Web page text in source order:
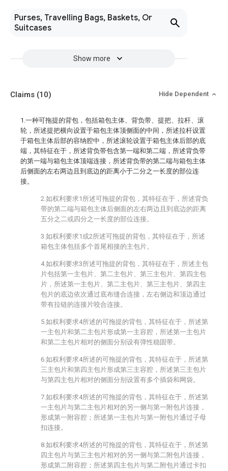
Purses, Travelling Bags, Baskets, Or
Suitcases
Show more
Claims (10) Hide Dependent
1.一种可拖提的背包，包括箱包主体、背负带、提把、拉杆、滚
轮，所述提把横向设置于箱包主体顶侧面的中间，所述拉杆设置
于箱包主体后部的容纳腔中，所述滚轮设置于箱包主体后部的底
端，其特征在于，所述背负带包含第一端和第二端，所述背负带
的第一端与箱包主体顶端连接，所述背负带的第二端与箱包主体
后侧面的左右两边且到底边的距离小于二分之一长度的部位连
接。
2.如权利要求1所述可拖提的背包，其特征在于，所述背负
带的第二端与箱包主体后侧面的左右两边且到底边的距离
五分之二或四分之一长度的部位连接。
3.如权利要求1或2所述可拖提的背包，其特征在于，所述
箱包主体包括多个首尾相接的主包片。
4.如权利要求3所述可拖提的背包，其特征在于，所述主包
片包括第一主包片、第二主包片、第三主包片、第四主包
片，所述第一主包片、第二主包片、第三主包片、第四主
包片的底边依次通过底布缝合连接，左右侧边和顶边通过
带有拉链的连接片咬合连接。
5.如权利要求4所述的可拖提的背包，其特征在于，所述第
一主包片和第二主包片形成第一主容腔，所述第一主包片
和第二主包片相对的侧面分别设有弹性稳固带。
6.如权利要求4所述的可拖提的背包，其特征在于，所述第
三主包片和第四主包片形成第三主容腔，所述第三主包片
与第四主包片相对的侧面分别设置有多个插袋和网袋。
7.如权利要求4所述的可拖提的背包，其特征在于，所述第
一主包片与第二主包片相对的另一侧与第一附包片连接，
形成第一附容腔；所述第一主包片与第一附包片通过子母
扣连接。
8.如权利要求4所述的可拖提的背包，其特征在于，所述第
四主包片与第三主包片相对的另一侧与第二附包片连接，
形成第二附容腔；所述第四主包片与第二附包片通过卡扣